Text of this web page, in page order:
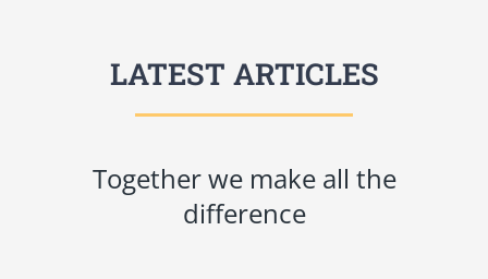
LATEST ARTICLES
Together we make all the
difference